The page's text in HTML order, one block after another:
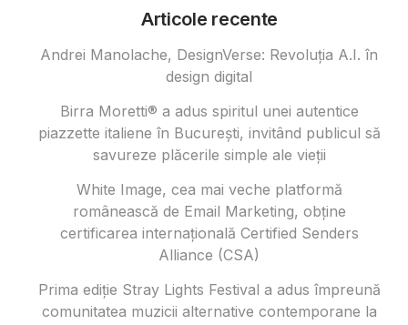
Articole recente
Andrei Manolache, DesignVerse: Revoluția A.I. în
design digital
Birra Moretti® a adus spiritul unei autentice
piazzette italiene în București, invitând publicul să
savureze plăcerile simple ale vieții
White Image, cea mai veche platformă
românească de Email Marketing, obține
certificarea internațională Certified Senders
Alliance (CSA)
Prima ediție Stray Lights Festival a adus împreună
comunitatea muzicii alternative contemporane la